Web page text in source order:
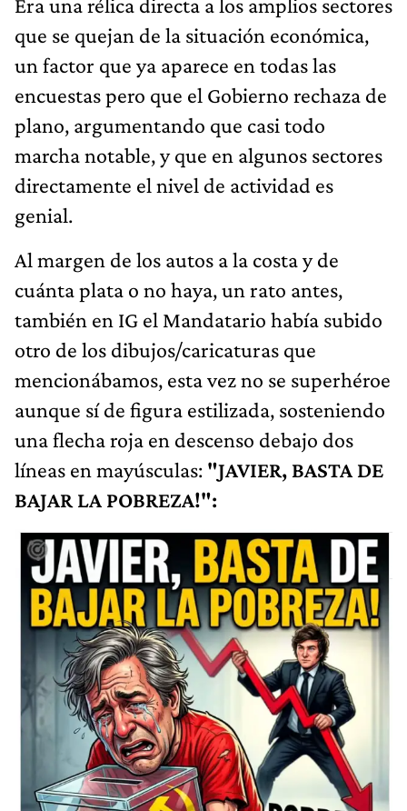
Era una rélica directa a los amplios sectores
que se quejan de la situación económica,
un factor que ya aparece en todas las
encuestas pero que el Gobierno rechaza de
plano, argumentando que casi todo
marcha notable, y que en algunos sectores
directamente el nivel de actividad es
genial.
Al margen de los autos a la costa y de
cuánta plata o no haya, un rato antes,
también en IG el Mandatario había subido
otro de los dibujos/caricaturas que
mencionábamos, esta vez no se superhéroe
aunque sí de figura estilizada, sosteniendo
una flecha roja en descenso debajo dos
líneas en mayúsculas: "JAVIER, BASTA DE
BAJAR LA POBREZA!":